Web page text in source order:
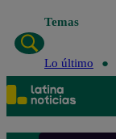
Temas
Lo último